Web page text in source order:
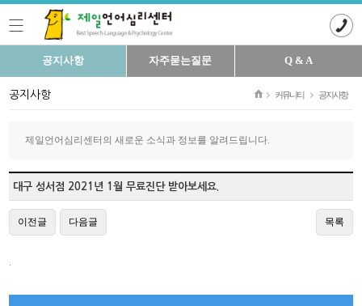
공지사항 자주묻는질문 Q & A
공지사항 커뮤니티 공지사항
제일언어심리센터의 새로운 소식과 정보를 알려드립니다.
대구 성서점 2021년 1월 무료진단 받아보세요.
이전글 다음글 목록
.